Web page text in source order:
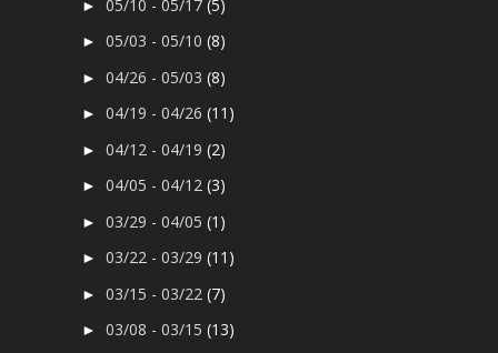
►05/10 - 05/17(5)
►05/03 - 05/10(8)
►04/26 - 05/03(8)
►04/19 - 04/26(11)
►04/12 - 04/19(2)
►04/05 - 04/12(3)
►03/29 - 04/05(1)
►03/22 - 03/29(11)
►03/15 - 03/22(7)
►03/08 - 03/15(13)